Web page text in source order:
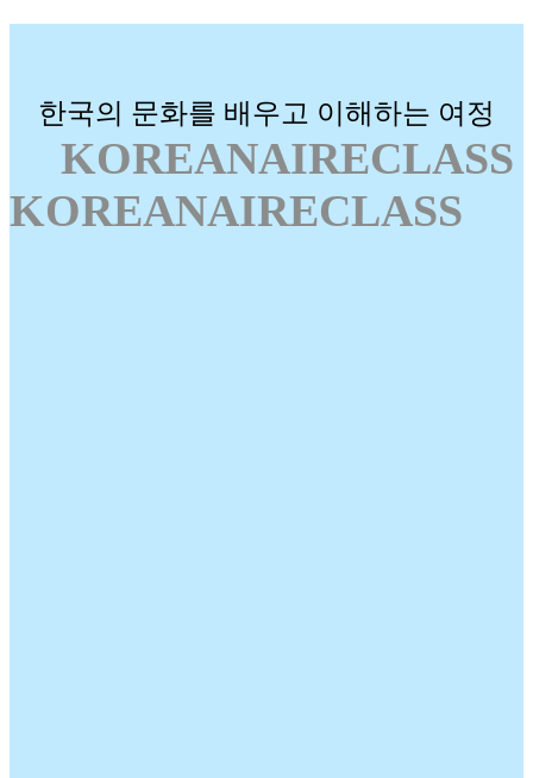
한국의 문화를 배우고 이해하는 여정
KOREANAIRECLASS
KOREANAIRECLASS